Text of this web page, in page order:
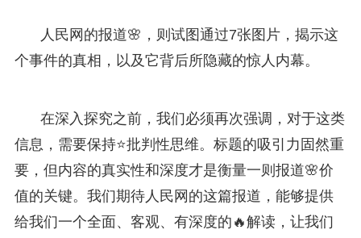
人民网的报道🌸，则试图通过7张图片，揭示这
个事件的真相，以及它背后所隐藏的惊人内幕。
在深入探究之前，我们必须再次强调，对于这类
信息，需要保持⭐批判性思维。标题的吸引力固然重
要，但内容的真实性和深度才是衡量一则报道🌸价
值的关键。我们期待人民网的这篇报道，能够提供
给我们一个全面、客观、有深度的🔥解读，让我们